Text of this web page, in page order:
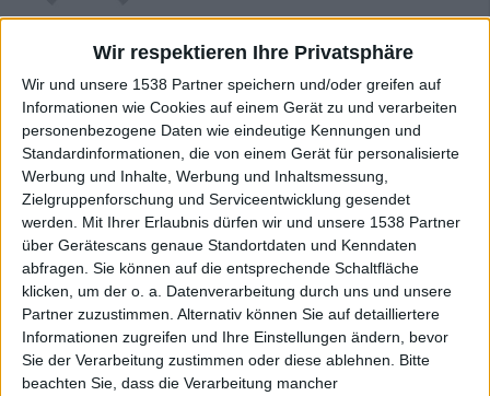
Wir respektieren Ihre Privatsphäre
Wir und unsere 1538 Partner speichern und/oder greifen auf
Informationen wie Cookies auf einem Gerät zu und verarbeiten
personenbezogene Daten wie eindeutige Kennungen und
Standardinformationen, die von einem Gerät für personalisierte
Werbung und Inhalte, Werbung und Inhaltsmessung,
Zielgruppenforschung und Serviceentwicklung gesendet
werden. Mit Ihrer Erlaubnis dürfen wir und unsere 1538 Partner
über Gerätescans genaue Standortdaten und Kenndaten
abfragen. Sie können auf die entsprechende Schaltfläche
klicken, um der o. a. Datenverarbeitung durch uns und unsere
Partner zuzustimmen. Alternativ können Sie auf detailliertere
Informationen zugreifen und Ihre Einstellungen ändern, bevor
Sie der Verarbeitung zustimmen oder diese ablehnen. Bitte
beachten Sie, dass die Verarbeitung mancher
Newsletter abonnieren
Letzte Instanz - Ins Licht
BAND LETZTE INSTANZ